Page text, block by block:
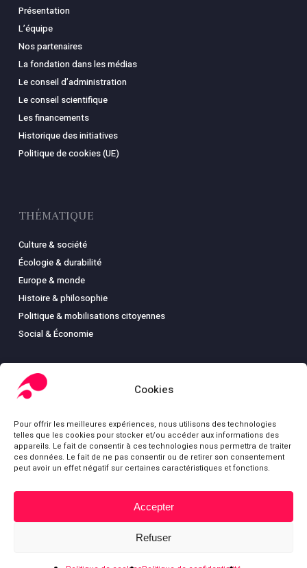
Cookies
Pour offrir les meilleures expériences, nous utilisons des technologies
telles que les cookies pour stocker et/ou accéder aux informations des
appareils. Le fait de consentir à ces technologies nous permettra de traiter
ces données. Le fait de ne pas consentir ou de retirer son consentement
peut avoir un effet négatif sur certaines caractéristiques et fonctions.
Accepter
Refuser
Présentation
L’équipe
Nos partenaires
La fondation dans les médias
Le conseil d’administration
Le conseil scientifique
Les financements
Historique des initiatives
Politique de cookies (UE)
THÉMATIQUE
Culture & société
Écologie & durabilité
Europe & monde
Histoire & philosophie
Politique & mobilisations citoyennes
Social & Économie
LIBRAIRIE
Boutique
Carte
Mon compte